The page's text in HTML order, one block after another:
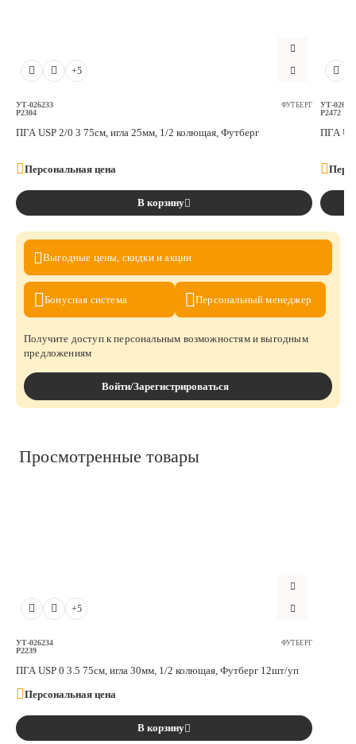
+5
УТ-026233
P2304
ФУТБЕРГ
ПГА USP 2/0 3 75см, игла 25мм, 1/2 колющая, Футберг
Персональная цена
В корзину
УТ-
P2472
ПГА
Выгодные цены, скидки и акции
Бонусная система Персональныйменеджер
Получите доступ к персональным возможностям и выгодным
предложениям
Войти/Зарегистрироваться
Просмотренные товары
+5
УТ-026234
P2239
ФУТБЕРГ
ПГА USP 0 3.5 75см, игла 30мм, 1/2 колющая, Футберг 12шт/уп
Персональная цена
В корзину